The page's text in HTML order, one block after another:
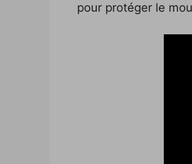
pour protéger le